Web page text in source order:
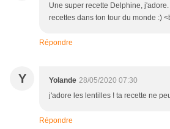
Une super recette Delphine,
recettes dans ton tour du monde :)
Répondre
Y Yolande 28/05/2020 07:30
j'adore les lentilles ! ta recette ne
Répondre